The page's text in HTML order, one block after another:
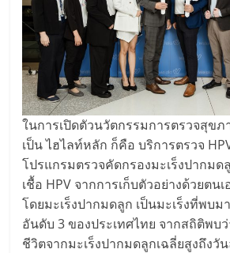
ในการเปิดตัวนวัตกรรมการตรวจสุข
เป็น ไฮไลท์หลัก ก็คือ บริการตรวจ
โปรแกรมตรวจคัดกรองมะเร็งปากมด
เชื้อ HPV จากการเก็บตัวอย่างด้วยตน
โดยมะเร็งปากมดลูก เป็นมะเร็งที่พบม
อันดับ 3 ของประเทศไทย จากสถิติพบ
ชีวิตจากมะเร็งปากมดลูกเฉลี่ยสูงถึงวั